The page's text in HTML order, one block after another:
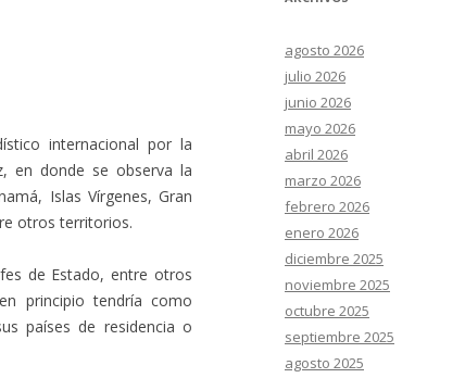
internacional por la
en donde se observa la
Islas Vírgenes, Gran
otros territorios.
de Estado, entre otros
principio tendría como
países de residencia o
agosto 2026
julio 2026
junio 2026
mayo 2026
abril 2026
marzo 2026
febrero 2026
enero 2026
diciembre 2025
noviembre 2025
octubre 2025
septiembre 2025
agosto 2025